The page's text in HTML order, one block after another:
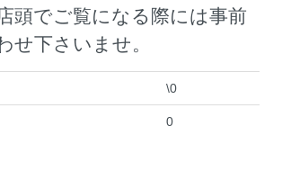
頭でご覧になる際には事前
せ下さいませ。
\0
0